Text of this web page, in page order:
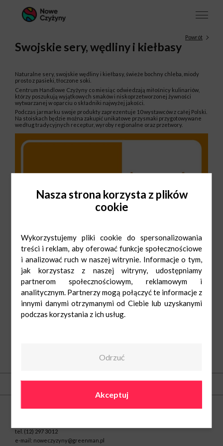
Powrót
Swojskie sery, wędliny i kiełbasy
Naturalne sery, swojskie wędliny i kiełbasy, świeże bochny chleba, miody
prosto z pasieki, tłoczone soki.
Centrum Handlowe Czyżyny co miesiąc odwiedzają miłośnicy kulinariów,
którzy poszukują wyjątkowych smaków i niskoprzetworzonej żywności
wytwarzanej w oparciu o składniki najwyżej jakości.
Podczas jarmarku swoje produkty zaprezentuje 10 wystawców z całej Polski.
Na stoiskach będzie można zakupić unikatowe przysmaki przygotowywane
według tradycyjnych receptur, wyroby regionalne oraz przetwory.
tel. (12) 297 30 12
e-mail: noweczyzyny@greenman.pl
Nasza strona korzysta z plików
cookie
Wykorzystujemy pliki cookie do spersonalizowania
treści i reklam, aby oferować funkcje społecznościowe
i analizować ruch w naszej witrynie. Informacje o tym,
jak korzystasz z naszej witryny, udostępniamy
partnerom społecznościowym, reklamowym i
analitycznym. Partnerzy mogą połączyć te informacje z
innymi danymi otrzymanymi od Ciebie lub uzyskanymi
podczas korzystania z ich usług.
Odrzuć
Akceptuj